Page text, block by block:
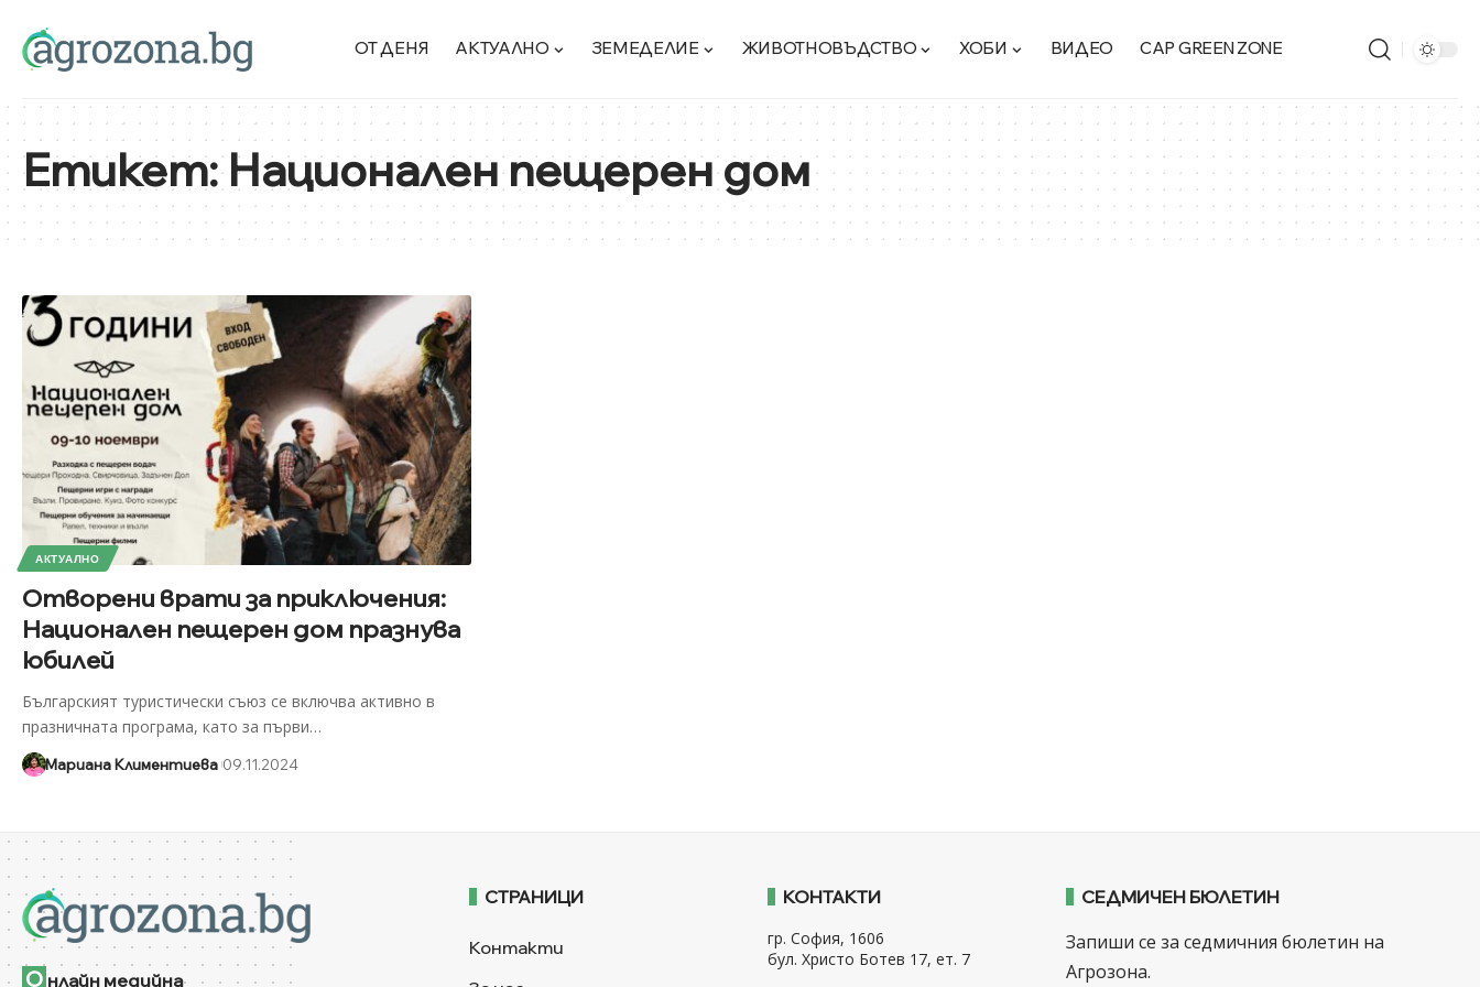
ОТ ДЕНЯ АКТУАЛНО ЗЕМЕДЕЛИЕ ЖИВОТНОВЪДСТВО ХОБИ ВИДЕО CAP GREEN ZONE
Етикет:Национален пещерен дом
АКТУАЛНО
Отворени врати за приключения:
Национален пещерен дом празнува
юбилей
Българският туристически съюз се включва активно в
празничната програма, като за първи…
Мариана Климентиева 09.11.2024
О нлайн медийна
СТРАНИЦИ
Контакти
КОНТАКТИ
гр. София, 1606
бул. Христо Ботев 17, ет. 7
СЕДМИЧЕН БЮЛЕТИН
Запиши се за седмичния бюлетин на
Агрозона.